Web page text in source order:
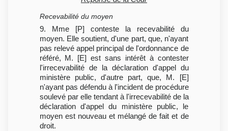
Recevabilité du moyen
9. Mme [P] conteste la recevabilité du
moyen. Elle soutient, d'une part, que, n'ayant
pas relevé appel principal de l'ordonnance de
référé, M. [E] est sans intérêt à contester
l'irrecevabilité de la déclaration d'appel du
ministère public, d'autre part, que, M. [E]
n'ayant pas défendu à l'incident de procédure
soulevé par elle tendant à l'irrecevabilité de la
déclaration d'appel du ministère public, le
moyen est nouveau et mélangé de fait et de
droit.